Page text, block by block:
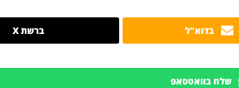
בדוא"ל ברשת X
שלח בוואטסאפ